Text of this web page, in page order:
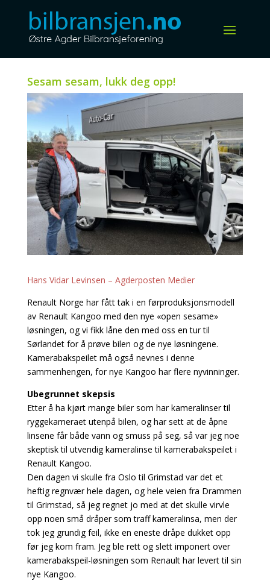
Sesam sesam, lukk deg opp!
Hans Vidar Levinsen – Agderposten Medier
Renault Norge har fått tak i en førproduksjonsmodell
av Renault Kangoo med den nye «open sesame»
løsningen, og vi fikk låne den med oss en tur til
Sørlandet for å prøve bilen og de nye løsningene.
Kamerabakspeilet må også nevnes i denne
sammenhengen, for nye Kangoo har flere nyvinninger.
Ubegrunnet skepsis
Etter å ha kjørt mange biler som har kameralinser til
ryggekameraet utenpå bilen, og har sett at de åpne
linsene får både vann og smuss på seg, så var jeg noe
skeptisk til utvendig kameralinse til kamerabakspeilet i
Renault Kangoo.
Den dagen vi skulle fra Oslo til Grimstad var det et
heftig regnvær hele dagen, og hele veien fra Drammen
til Grimstad, så jeg regnet jo med at det skulle virvle
opp noen små dråper som traff kameralinsa, men der
tok jeg grundig feil, ikke en eneste dråpe dukket opp
før jeg kom fram. Jeg ble rett og slett imponert over
kamerabakspeil-løsningen som Renault har levert til sin
nye Kangoo.